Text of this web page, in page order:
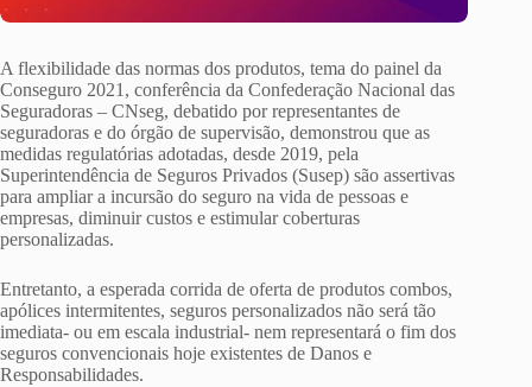
A flexibilidade das normas dos produtos, tema do painel da
Conseguro 2021, conferência da Confederação Nacional das
Seguradoras – CNseg, debatido por representantes de
seguradoras e do órgão de supervisão, demonstrou que as
medidas regulatórias adotadas, desde 2019, pela
Superintendência de Seguros Privados (Susep) são assertivas
para ampliar a incursão do seguro na vida de pessoas e
empresas, diminuir custos e estimular coberturas
personalizadas.
Entretanto, a esperada corrida de oferta de produtos combos,
apólices intermitentes, seguros personalizados não será tão
imediata- ou em escala industrial- nem representará o fim dos
seguros convencionais hoje existentes de Danos e
Responsabilidades.